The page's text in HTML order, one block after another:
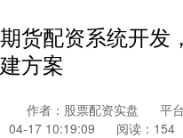
期货配资系统开发
建方案
作者：股票配资实盘 平
04-17 10:19:09
阅读：154